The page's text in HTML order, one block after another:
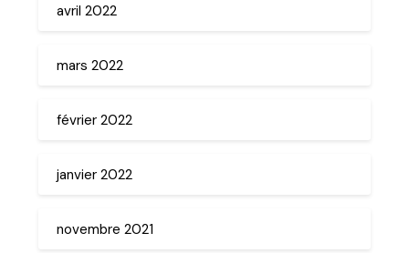
avril 2022
mars 2022
février 2022
janvier 2022
novembre 2021